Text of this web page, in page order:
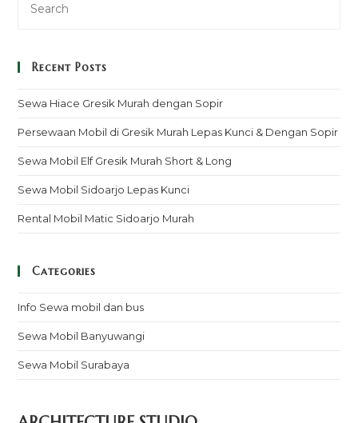
Recent Posts
Sewa Hiace Gresik Murah dengan Sopir
Persewaan Mobil di Gresik Murah Lepas Kunci & Dengan Sopir
Sewa Mobil Elf Gresik Murah Short & Long
Sewa Mobil Sidoarjo Lepas Kunci
Rental Mobil Matic Sidoarjo Murah
Categories
Info Sewa mobil dan bus
Sewa Mobil Banyuwangi
Sewa Mobil Surabaya